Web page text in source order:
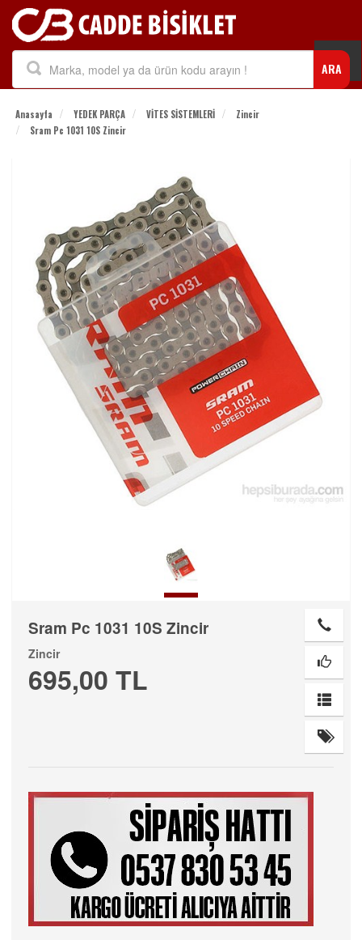
ARA
Anasayfa YEDEK PARÇA VİTES SİSTEMLERİ
Zincir
Sram Pc 1031 10S Zincir
Sram Pc 1031 10S Zincir
Zincir
695,00 TL